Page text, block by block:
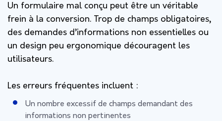
Un formulaire mal conçu peut être un véritable
frein à la conversion. Trop de champs obligatoires,
des demandes d’informations non essentielles ou
un design peu ergonomique découragent les
utilisateurs.
Les erreurs fréquentes incluent :
Un nombre excessif de champs demandant des
informations non pertinentes